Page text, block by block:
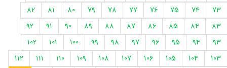
73
74
75
76
77
78
79
80
81
82
83
84
85
86
87
88
89
90
91
92
93
94
95
96
97
98
99
100
101
102
103
104
105
106
107
108
109
110
111
112